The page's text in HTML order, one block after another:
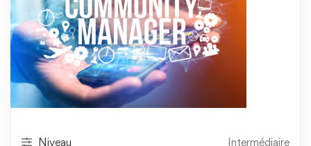
Niveau Intermédiaire